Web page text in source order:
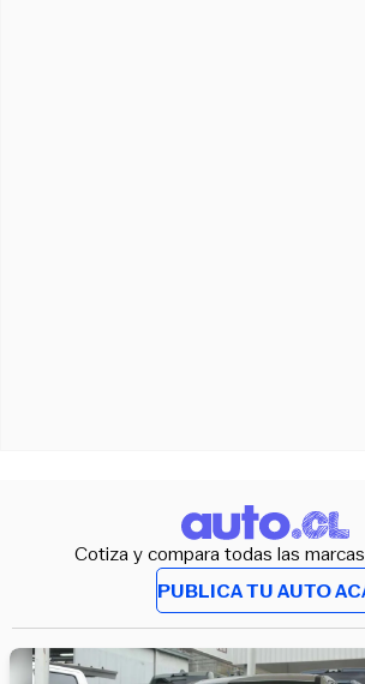
Cotiza y compara todas las
PUBLICA TU AUTO